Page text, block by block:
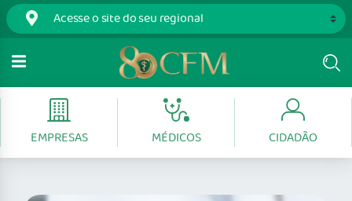
EMPRESAS MÉDICOS CIDADÃO